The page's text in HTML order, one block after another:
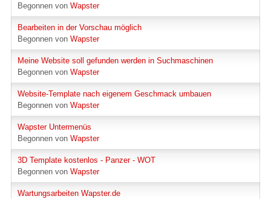
Begonnen von Wapster
Bearbeiten in der Vorschau möglich
Begonnen von Wapster
Meine Website soll gefunden werden in Suchmaschinen
Begonnen von Wapster
Website-Template nach eigenem Geschmack umbauen
Begonnen von Wapster
Wapster Untermenüs
Begonnen von Wapster
3D Template kostenlos - Panzer - WOT
Begonnen von Wapster
Wartungsarbeiten Wapster.de